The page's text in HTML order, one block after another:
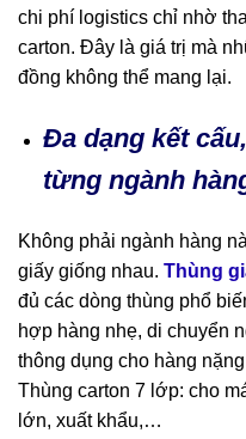
chi phí logistics chỉ nhờ
carton. Đây là giá trị mà
đồng không thể mang lại.
Đa dạng kết
từng ngành
Không phải ngành hàng
giấy giống nhau. Thùng
đủ các dòng thùng phổ
hợp hàng nhẹ, di chuyển
thông dụng cho hàng
Thùng carton 7 lớp: cho
lớn, xuất khẩu,…